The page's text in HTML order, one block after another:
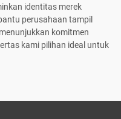
identitas merek
perusahaan tampil
komitmen
kami pilihan ideal untuk